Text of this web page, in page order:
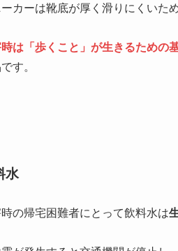
カーは靴底が厚く滑りにくいため
は「歩くこと」が生きるための
す。
水
の帰宅困難者にとって飲料水は